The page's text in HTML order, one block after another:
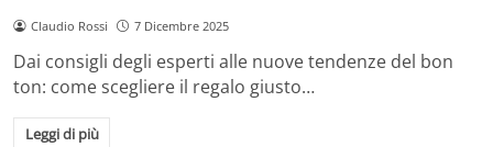
Claudio Rossi 7 Dicembre 2025
Dai consigli degli esperti alle nuove tendenze del bon
ton: come scegliere il regalo giusto…
Leggi di più